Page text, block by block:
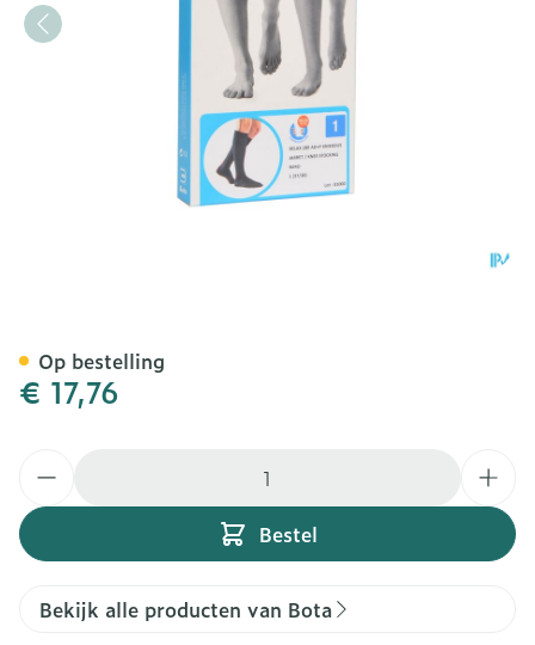
€ 17,76
Bestel
Op bestelling
Bekijk alle producten van Bota